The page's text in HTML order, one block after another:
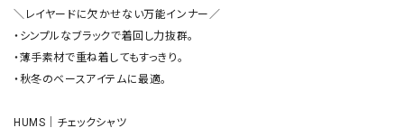
＼レイヤードに欠かせない万能インナー／
・シンプルなブラックで着回し力抜群。
・薄手素材で重ね着してもすっきり。
・秋冬のベースアイテムに最適。
HUMS｜チェックシャツ